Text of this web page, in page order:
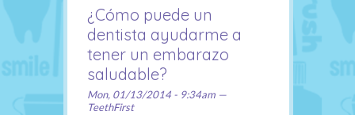
¿Cómo puede un
dentista ayudarme a
tener un embarazo
saludable?
Mon, 01/13/2014 - 9:34am —
TeethFirst